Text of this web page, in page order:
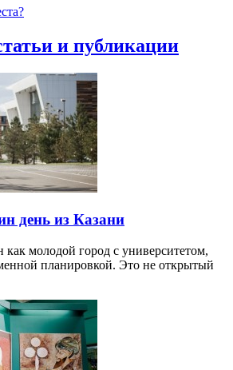
и публикации
день из Казани
молодой город с университетом,
планировкой. Это не открытый